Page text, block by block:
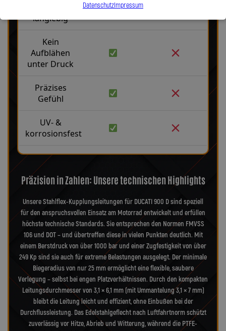
langlebig
Kein
Aufblähen
unter Druck
Präzises
Gefühl
UV- &
korrosionsfest
Präzision in Zahlen: Unsere technischen Highlights
Unsere Stahlflex-Kupplungsleitungen für DUCATI 900 D sind speziell
für den anspruchsvollen Einsatz am Motorrad entwickelt und erfüllen
höchste technische Standards. Sie entsprechen den Normen FMVSS
106 und DOT – und übertreffen diese in vielen Punkten deutlich. Mit
einem Berstdruck von über 1000 bar und einer Zugfestigkeit von über
249 Kp sind sie auch für extreme Belastungen ausgelegt. Der minimale
Biegeradius von nur 25 mm ermöglicht eine flexible, saubere
Verlegung – selbst bei engen Platzverhältnissen. Durch den kompakten
Leitungsdurchmesser von 3,1 × 6,1 mm (mit Ummantelung 3,1 × 7 mm)
bleibt die Leitung leicht und effizient, ohne Einbußen bei der
Durchflussleistung. Das Edelstahlgeflecht nach Luftfahrtnorm schützt
zuverlässig vor Hitze, Abrieb und Witterung, während die PTFE-
DatenschutzImpressum